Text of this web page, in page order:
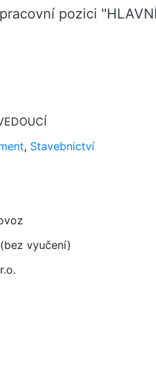
pozici
, Stavebnictví
vyučení)